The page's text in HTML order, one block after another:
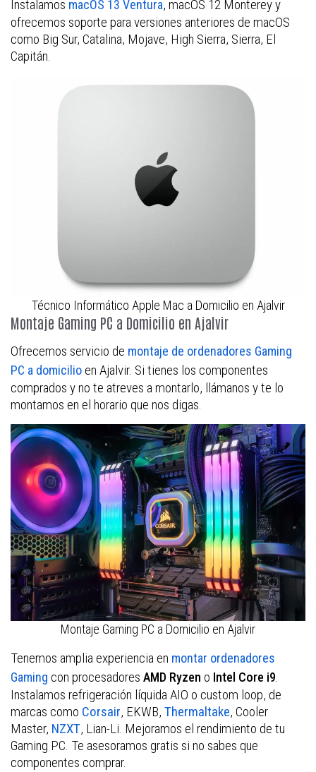
Instalamos macOS 13 Ventura, macOS 12 Monterey y
ofrecemos soporte para versiones anteriores de macOS
como Big Sur, Catalina, Mojave, High Sierra, Sierra, El
Capitán.
Técnico Informático Apple Mac a Domicilio en Ajalvir
Montaje Gaming PC a Domicilio en Ajalvir
Ofrecemos servicio de montaje de ordenadores Gaming
PC a domicilio en Ajalvir. Si tienes los componentes
comprados y no te atreves a montarlo, llámanos y te lo
montamos en el horario que nos digas.
Montaje Gaming PC a Domicilio en Ajalvir
Tenemos amplia experiencia en montar ordenadores
Gaming con procesadores AMD Ryzen o Intel Core i9.
Instalamos refrigeración líquida AIO o custom loop, de
marcas como Corsair, EKWB, Thermaltake, Cooler
Master, NZXT, Lian-Li. Mejoramos el rendimiento de tu
Gaming PC. Te asesoramos gratis si no sabes que
componentes comprar.